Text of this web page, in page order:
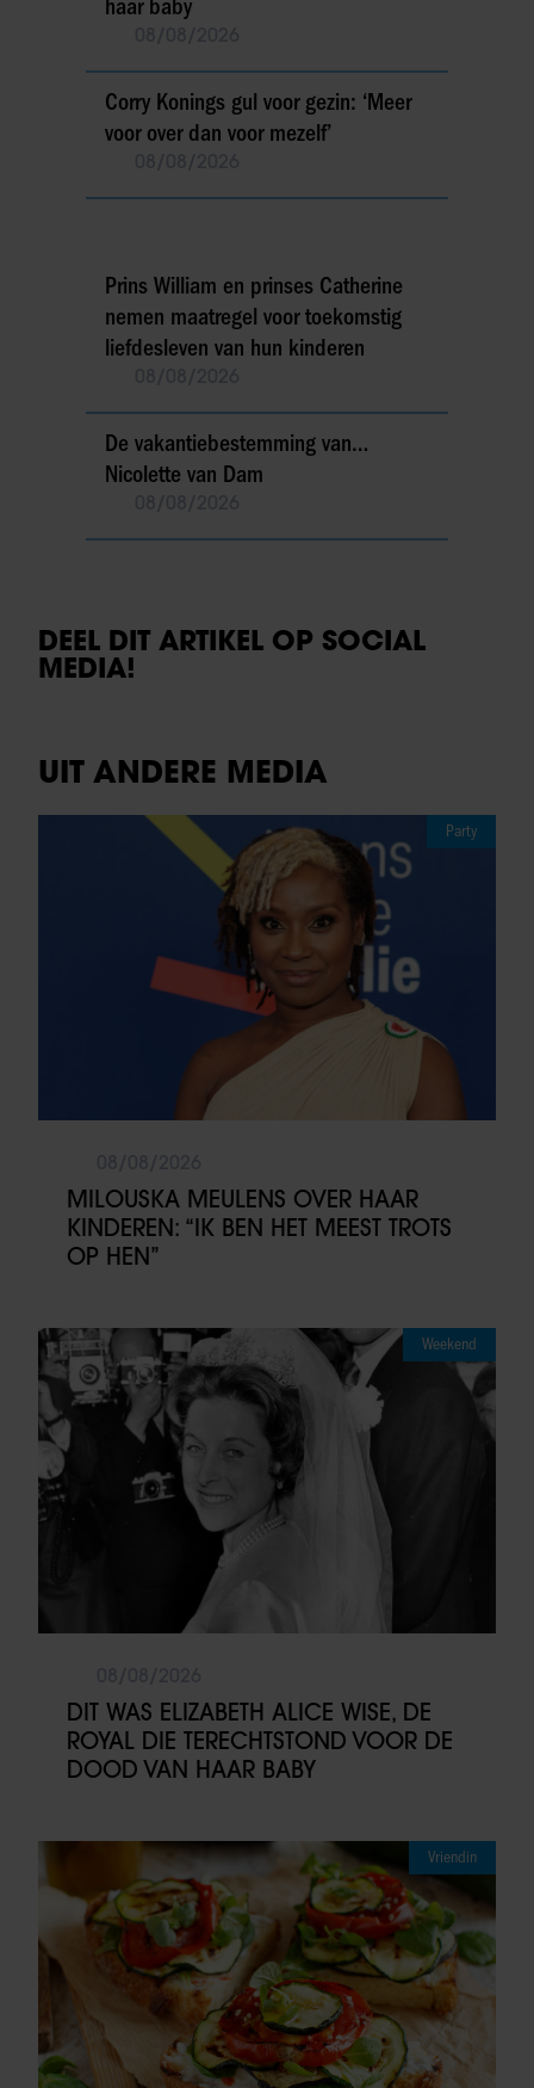
haar baby
Corry Konings gul voor gezin: ‘Meer
voor over dan voor mezelf’
Prins William en prinses Catherine
nemen maatregel voor toekomstig
liefdesleven van hun kinderen
De vakantiebestemming van…
Nicolette van Dam
DEEL DIT ARTIKEL OP SOCIAL
MEDIA!
UIT ANDERE MEDIA
Party
MILOUSKA MEULENS OVER HAAR
KINDEREN: “IK BEN HET MEEST TROTS
OP HEN”
Weekend
DIT WAS ELIZABETH ALICE WISE, DE
ROYAL DIE TERECHTSTOND VOOR DE
DOOD VAN HAAR BABY
Vriendin